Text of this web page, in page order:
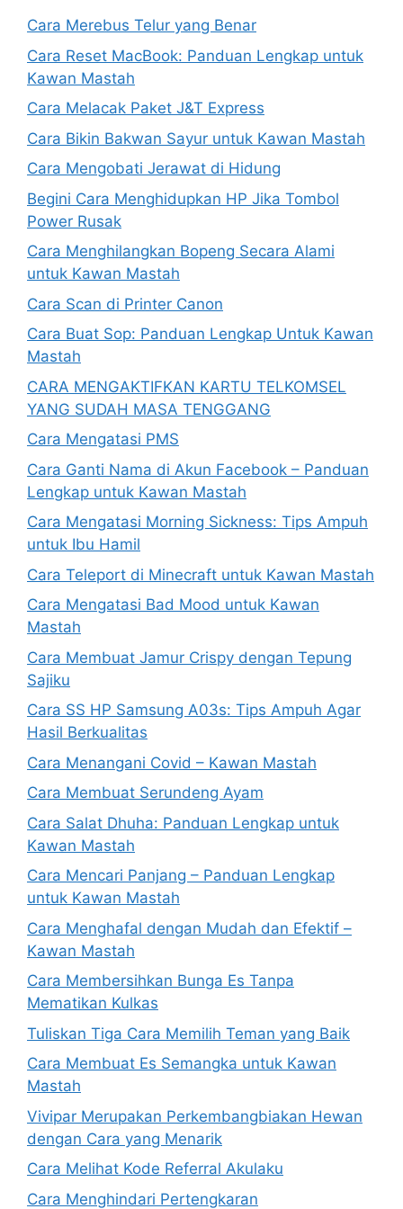
Cara Merebus Telur yang Benar
Cara Reset MacBook: Panduan Lengkap untuk
Kawan Mastah
Cara Melacak Paket J&T Express
Cara Bikin Bakwan Sayur untuk Kawan Mastah
Cara Mengobati Jerawat di Hidung
Begini Cara Menghidupkan HP Jika Tombol
Power Rusak
Cara Menghilangkan Bopeng Secara Alami
untuk Kawan Mastah
Cara Scan di Printer Canon
Cara Buat Sop: Panduan Lengkap Untuk Kawan
Mastah
CARA MENGAKTIFKAN KARTU TELKOMSEL
YANG SUDAH MASA TENGGANG
Cara Mengatasi PMS
Cara Ganti Nama di Akun Facebook – Panduan
Lengkap untuk Kawan Mastah
Cara Mengatasi Morning Sickness: Tips Ampuh
untuk Ibu Hamil
Cara Teleport di Minecraft untuk Kawan Mastah
Cara Mengatasi Bad Mood untuk Kawan
Mastah
Cara Membuat Jamur Crispy dengan Tepung
Sajiku
Cara SS HP Samsung A03s: Tips Ampuh Agar
Hasil Berkualitas
Cara Menangani Covid – Kawan Mastah
Cara Membuat Serundeng Ayam
Cara Salat Dhuha: Panduan Lengkap untuk
Kawan Mastah
Cara Mencari Panjang – Panduan Lengkap
untuk Kawan Mastah
Cara Menghafal dengan Mudah dan Efektif –
Kawan Mastah
Cara Membersihkan Bunga Es Tanpa
Mematikan Kulkas
Tuliskan Tiga Cara Memilih Teman yang Baik
Cara Membuat Es Semangka untuk Kawan
Mastah
Vivipar Merupakan Perkembangbiakan Hewan
dengan Cara yang Menarik
Cara Melihat Kode Referral Akulaku
Cara Menghindari Pertengkaran